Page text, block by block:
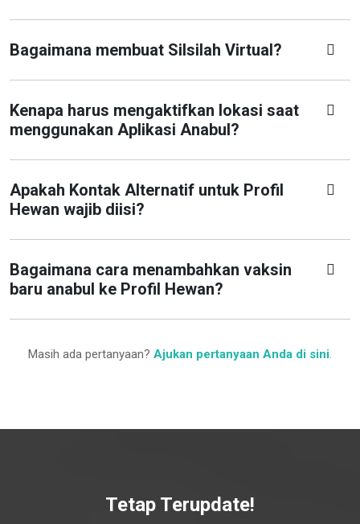
Bagaimana membuat Silsilah Virtual?
Kenapa harus mengaktifkan lokasi saat
menggunakan Aplikasi Anabul?
Apakah Kontak Alternatif untuk Profil
Hewan wajib diisi?
Bagaimana cara menambahkan vaksin
baru anabul ke Profil Hewan?
Masih ada pertanyaan? Ajukan pertanyaan Anda di sini.
Tetap Terupdate!